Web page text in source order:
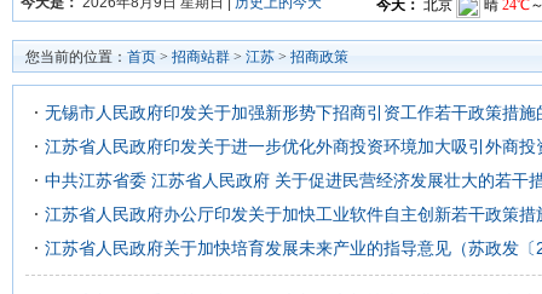
您当前的位置： 首页 > 招商站群 > 江苏 > 招商政策
无锡市人民政府印发关于加强新形势下招商引资工作若干政策措施
江苏省人民政府印发关于进一步优化外商投资环境加大吸引外商投
中共江苏省委 江苏省人民政府 关于促进民营经济发展壮大的若干
江苏省人民政府办公厅印发关于加快工业软件自主创新若干政策措
江苏省人民政府关于加快培育发展未来产业的指导意见（苏政发